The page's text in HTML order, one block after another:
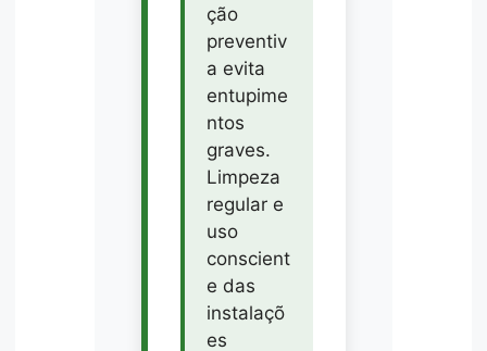
ção
preventiv
a evita
entupime
ntos
graves.
Limpeza
regular e
uso
conscient
e das
instalaçõ
es